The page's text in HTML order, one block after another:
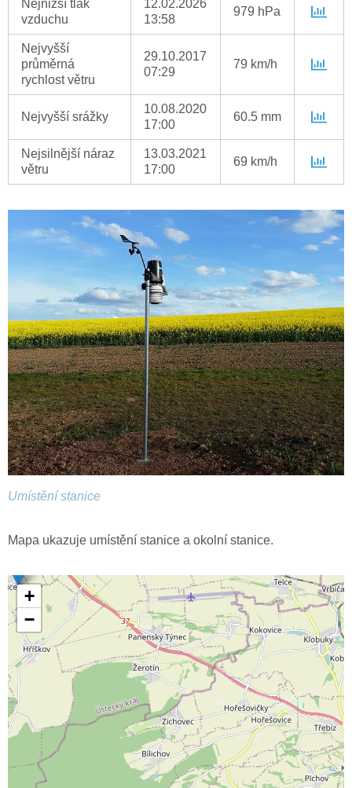
Nejnižší tlak
vzduchu
12.02.2026
13:58
979 hPa
Nejvyšší
průměrná
rychlost větru
29.10.2017
07:29
79 km/h
Nejvyšší srážky
10.08.2020
17:00
60.5 mm
Nejsilnější náraz
větru
13.03.2021
17:00
69 km/h
Umístění stanice
Mapa ukazuje umístění stanice a okolní stanice.
+
−